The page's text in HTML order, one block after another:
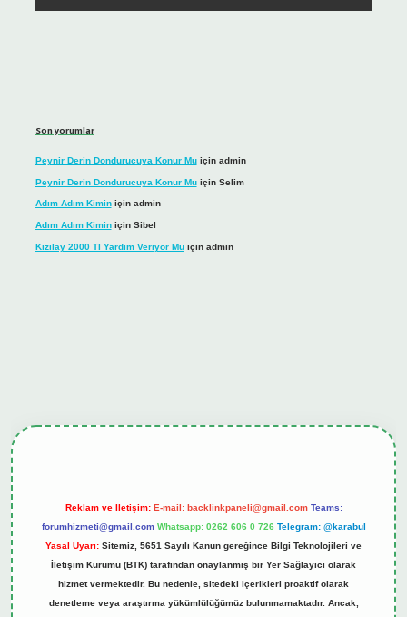
Son yorumlar
Peynir Derin Dondurucuya Konur Muiçin admin
Peynir Derin Dondurucuya Konur Muiçin Selim
Adım Adım Kiminiçin admin
Adım Adım Kiminiçin Sibel
Kızılay 2000 Tl Yardım Veriyor Muiçin admin
Reklam ve İletişim: E-mail: backlinkpaneli@gmail.com Teams:
forumhizmeti@gmail.com Whatsapp: 0262 606 0 726 Telegram: @karabul
Yasal Uyarı: Sitemiz, 5651 Sayılı Kanun gereğince Bilgi Teknolojileri ve
İletişim Kurumu (BTK) tarafından onaylanmış bir Yer Sağlayıcı olarak
hizmet vermektedir. Bu nedenle, sitedeki içerikleri proaktif olarak
denetleme veya araştırma yükümlülüğümüz bulunmamaktadır. Ancak,